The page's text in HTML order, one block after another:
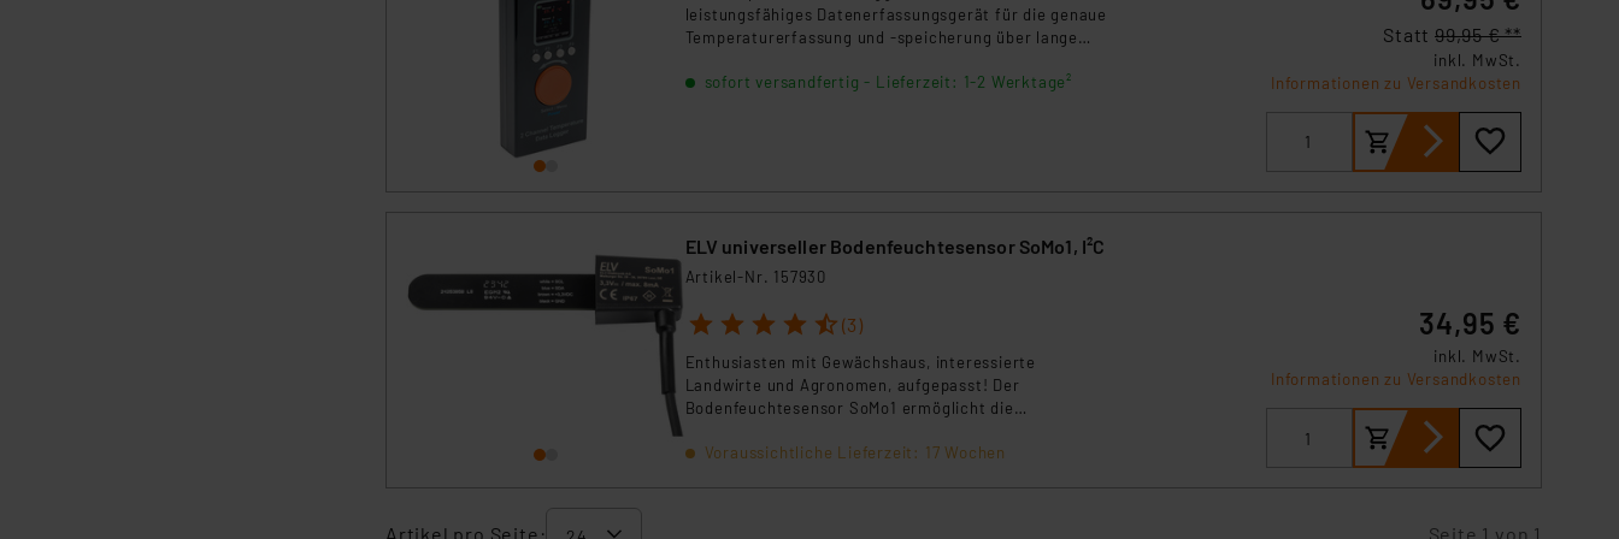
leistungsfähiges Datenerfassungsgerät für die genaue
Temperaturerfassung und -speicherung über lange
sofort versandfertig - Lieferzeit: 1-2 Werktage²
Statt 99,95 € **
inkl. MwSt.
Informationen zu Versandkosten
ELV universeller Bodenfeuchtesensor SoMo1, I²C
Artikel-Nr. 157930
1 2 3 4 5 (3)
Enthusiasten mit Gewächshaus, interessierte
Landwirte und Agronomen, aufgepasst! Der
Bodenfeuchtesensor SoMo1 ermöglicht die
Temperatur im Gewächshaus, Gemüsegarten oder auf
Voraussichtliche Lieferzeit: 17 Wochen
34,95 €
inkl. MwSt.
Informationen zu Versandkosten
Artikel pro Seite: Seite 1 von 1